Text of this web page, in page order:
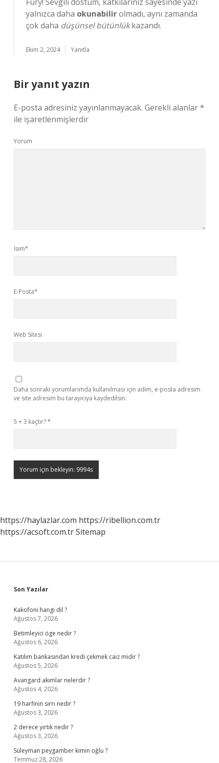
yalnızca daha okunabilirolmadı, aynı zamanda
çok daha düşünsel bütünlükkazandı.
Ekim 2, 2024 Yanıtla
Bir yanıt yazın
E-posta adresiniz yayınlanmayacak. Gerekli alanlar*
ile işaretlenmişlerdir
Yorum
İsim*
E-Posta*
Web Sitesi
Daha sonraki yorumlarımda kullanılması için adım, e-posta adresim
ve site adresim bu tarayıcıya kaydedilsin.
5 + 3 kaçtır?*
https://haylazlar.com https://ribellion.com.tr
https://acsoft.com.trSitemap
Sidebar
Son Yazılar
Kakofoni hangi dil ?
Ağustos 7, 2026
Betimleyici öge nedir ?
Ağustos 6, 2026
Katılım bankasından kredi çekmek caiz midir ?
Ağustos 5, 2026
Avangard akımlar nelerdir ?
Ağustos 4, 2026
19 harfinin sırrı nedir ?
Ağustos 3, 2026
2 derece yırtık nedir ?
Ağustos 3, 2026
Süleyman peygamber kimin oğlu ?
Temmuz 28, 2026